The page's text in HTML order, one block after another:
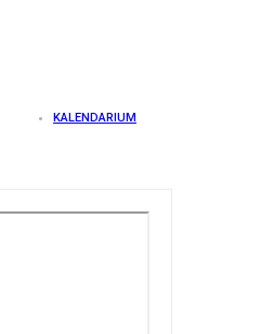
KALENDARIUM